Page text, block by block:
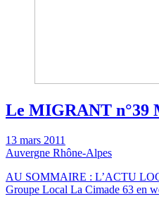
Le MIGRANT n°39
13 mars 2011
Auvergne Rhône-Alpes
AU SOMMAIRE : L’ACTU
Groupe Local La Cimade 63 en